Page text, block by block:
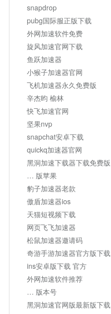
snapdrop
pubg国际服正版下载
外网加速软件免费
旋风加速官网下载
鱼跃加速器
小猴子加速器官网
飞机加速器永久免费版
辛杰昀 榆林
快飞加速官网
坚果nvp
snapchat安卓下载
quickq加速器官网
黑洞加速下载器下载免费版
… 版苹果
豹子加速器老款
傲盾加速器ios
天猫短视频下载
网页飞飞加速器
松鼠加速器邀请码
奇游手游加速器官方版下载
ins安卓版下载 官方
外网加速软件推荐
… 版本号
黑洞加速官网版最新版下载